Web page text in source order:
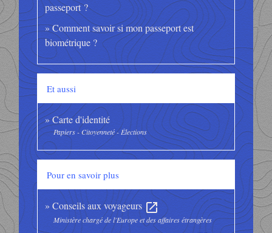
passeport ?
Comment savoir si mon passeport est
biométrique ?
Et aussi
Carte d'identité
Papiers - Citoyenneté - Élections
Pour en savoir plus
Conseils aux voyageursopen_in_new
Ministère chargé de l'Europe et des affaires étrangères